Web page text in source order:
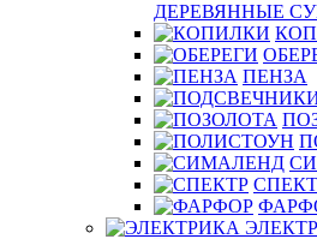
ДЕРЕВЯННЫЕ
ПЕНЗА